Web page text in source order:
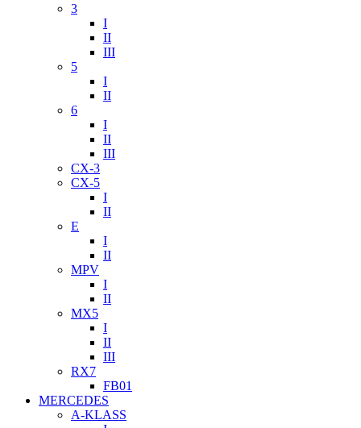
3
I
II
III
5
I
II
6
I
II
III
CX-3
CX-5
I
II
E
I
II
MPV
I
II
MX5
I
II
III
RX7
FB01
MERCEDES
A-KLASS